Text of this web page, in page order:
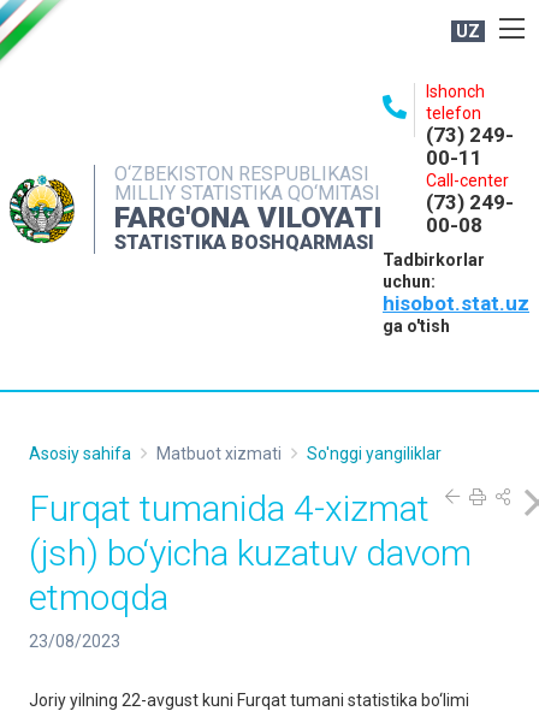
UZ
O‘ZBEKISTON RESPUBLIKASI
MILLIY STATISTIKA QO‘MITASI
FARG'ONA VILOYATI
STATISTIKA BOSHQARMASI
Ishonch
telefon
(73) 249-
00-11
Call-center
(73) 249-
00-08
Tadbirkorlar
uchun:
hisobot.stat.uz
ga o'tish
NASHRLAR
INTERAKTIV XIZMATLAR
MATBUOT XIZMATI
Asosiy sahifa Matbuot xizmati So'nggi yangiliklar
Furqat tumanida 4-xizmat
(jsh) bo‘yicha kuzatuv davom
etmoqda
23/08/2023
Joriy yilning 22-avgust kuni Furqat tumani statistika bo‘limi